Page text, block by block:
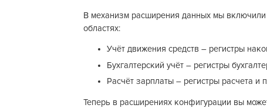
В механизм расширения данных мы
областях:
Учёт движения средств – регистры
Бухгалтерский учёт – регистры
Расчёт зарплаты – регистры расчета и
Теперь в расширениях конфигурации вы